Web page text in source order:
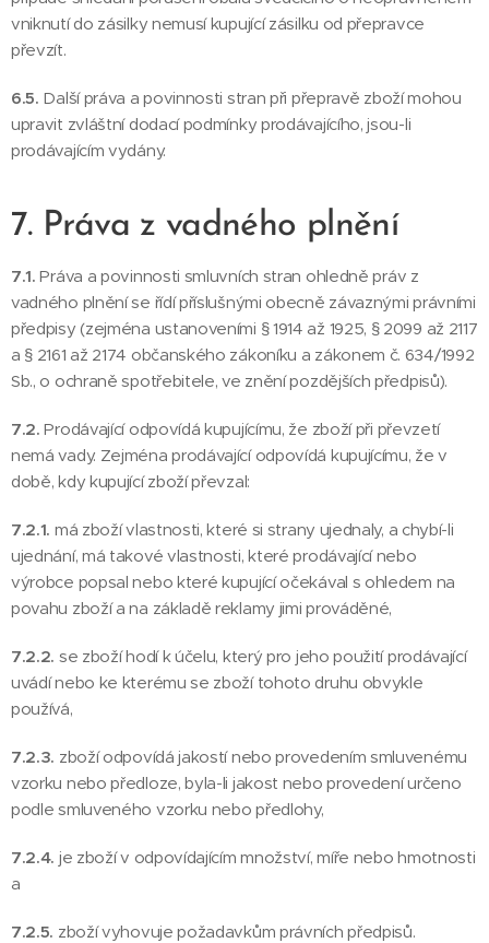
vniknutí do zásilky nemusí kupující zásilku od přepravce
převzít.
6.5. Další práva a povinnosti stran při přepravě zboží mohou
upravit zvláštní dodací podmínky prodávajícího, jsou-li
prodávajícím vydány.
7. Práva z vadného plnění
7.1.Práva a povinnosti smluvních stran ohledně práv z
vadného plnění se řídí příslušnými obecně závaznými právními
předpisy (zejména ustanoveními § 1914 až 1925, § 2099 až 2117
a § 2161 až 2174 občanského zákoníku a zákonem č. 634/1992
Sb., o ochraně spotřebitele, ve znění pozdějších předpisů).
7.2.Prodávající odpovídá kupujícímu, že zboží při převzetí
nemá vady. Zejména prodávající odpovídá kupujícímu, že v
době, kdy kupující zboží převzal:
7.2.1. má zboží vlastnosti, které si strany ujednaly, a chybí-li
ujednání, má takové vlastnosti, které prodávající nebo
výrobce popsal nebo které kupující očekával s ohledem na
povahu zboží a na základě reklamy jimi prováděné,
7.2.2. se zboží hodí k účelu, který pro jeho použití prodávající
uvádí nebo ke kterému se zboží tohoto druhu obvykle
používá,
7.2.3. zboží odpovídá jakostí nebo provedením smluvenému
vzorku nebo předloze, byla-li jakost nebo provedení určeno
podle smluveného vzorku nebo předlohy,
7.2.4. je zboží v odpovídajícím množství, míře nebo hmotnosti
a
7.2.5. zboží vyhovuje požadavkům právních předpisů.